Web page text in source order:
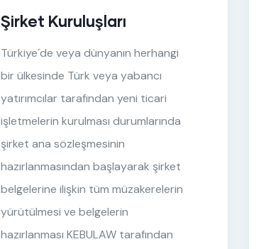
Şirket Kuruluşları
Türkiye´de veya dünyanın herhangi
bir ülkesinde Türk veya yabancı
yatırımcılar tarafından yeni ticari
işletmelerin kurulması durumlarında
şirket ana sözleşmesinin
hazırlanmasından başlayarak şirket
belgelerine ilişkin tüm müzakerelerin
yürütülmesi ve belgelerin
hazırlanması KEBULAW tarafından